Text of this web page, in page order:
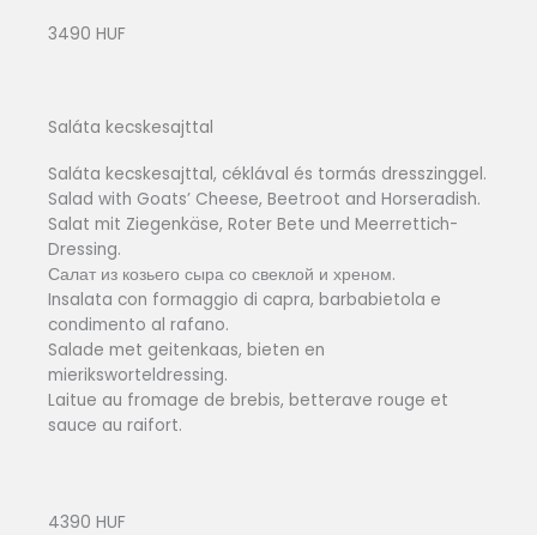
3490 HUF
Saláta kecskesajttal
Saláta kecskesajttal, céklával és tormás dresszinggel.
Salad with Goats’ Cheese, Beetroot and Horseradish.
Salat mit Ziegenkäse, Roter Bete und Meerrettich-
Dressing.
Салат из козьего сыра со свеклой и хреном.
Insalata con formaggio di capra, barbabietola e
condimento al rafano.
Salade met geitenkaas, bieten en
mieriksworteldressing.
Laitue au fromage de brebis, betterave rouge et
sauce au raifort.
4390 HUF